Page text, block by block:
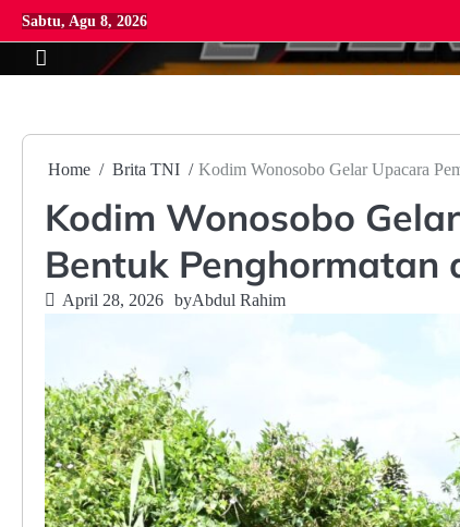
Skip
to
content
Sabtu, Agu 8, 2026
Home Brita TNI Kodim Wonosobo Gelar Upacara
Kodim Wonosobo
Bentuk Penghormatan
April 28, 2026 byAbdul Rahim